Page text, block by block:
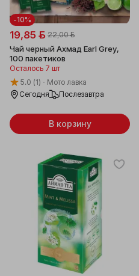
-10%
19,85 ƃ 22,00 ƃ
Чай черный Ахмад Earl Grey,
100 пакетиков
Осталось 7 шт
5.0 (1)
Мото лавка
Сегодня
Послезавтра
В корзину